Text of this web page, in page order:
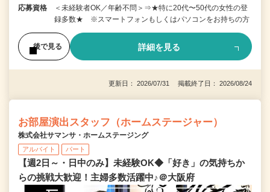
応募資格
＜未経験者OK／年齢不問＞⇒★特に20代〜50代の女性の登
録多数★ ※スマートフォンもしくはパソコンをお持ちの方
後で見る 詳細を見る
更新日： 2026/07/31 掲載終了日： 2026/08/24
お部屋演出スタッフ（ホームステージャー）
株式会社サマンサ・ホームステージング
アルバイト パート
【週2日～・日中のみ】未経験OK◆「好き」の気持ちか
らの挑戦大歓迎！主婦多数活躍中♪＠大阪府